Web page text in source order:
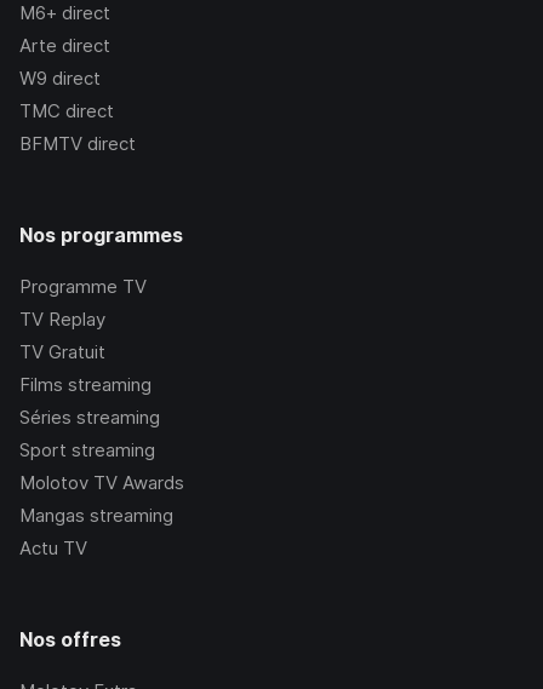
M6+ direct
Arte direct
W9 direct
TMC direct
BFMTV direct
Nos programmes
Programme TV
TV Replay
TV Gratuit
Films streaming
Séries streaming
Sport streaming
Molotov TV Awards
Mangas streaming
Actu TV
Nos offres